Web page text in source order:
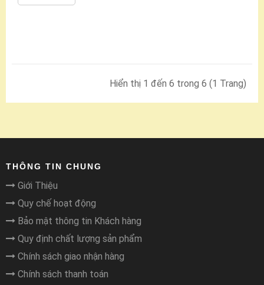
Hiển thị 1 đến 6 trong 6 (1 Trang)
THÔNG TIN CHUNG
Giới Thiệu
Quy chế hoạt động
Bảo mật thông tin Khách hàng
Quy định chất lượng sản phẩm
Chính sách giao nhận hàng
Chính sách thanh toán